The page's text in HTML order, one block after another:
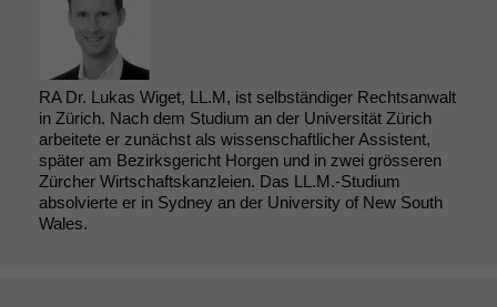
RA Dr. Lukas Wiget, LL.M, ist selbständiger Rechtsanwalt
in Zürich. Nach dem Studium an der Universität Zürich
arbeitete er zunächst als wissenschaftlicher Assistent,
später am Bezirksgericht Horgen und in zwei grösseren
Zürcher Wirtschaftskanzleien. Das LL.M.-Studium
absolvierte er in Sydney an der University of New South
Wales.